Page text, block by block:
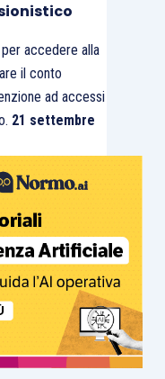
per accedere alla
il conto
ad accessi
21 settembre